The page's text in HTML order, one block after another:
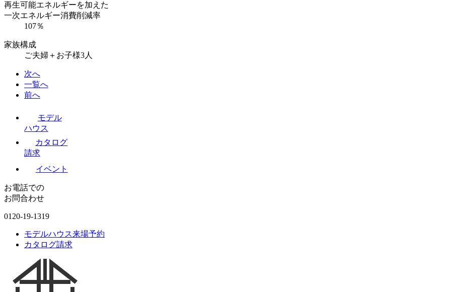
再生可能エネルギーを加えた
一次エネルギー消費削減率
107％
家族構成
ご夫婦＋お子様3人
次へ
一覧へ
前へ
モデル
ハウス
カタログ
請求
イベント
お電話での
お問合わせ
0120-19-1319
モデルハウス来場予約
カタログ請求